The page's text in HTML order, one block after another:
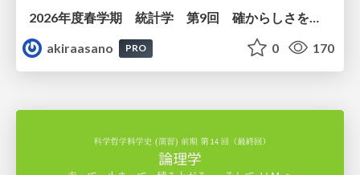
akiraasano
PRO 0 170